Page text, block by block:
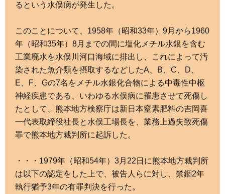
るという水俣病が発生した。
このことについて、1958年（昭和33年）9月から1960
年（昭和35年）8月までの間に塩化メチル水銀を含む
工業廃水を水俣川河口海域に排出し、これによって汚
染された魚介類を摂取するなどしたA、B、C、D、
E、F、Gの7名をメチル水銀化合物による中毒性中枢
神経疾患である、いわゆる水俣病に罹患させて死傷し
たとして、熊本地方検察庁は新日本窒素肥料の吉岡喜
一代表取締役社長と水俣工場長を、業務上過失致死傷
罪で熊本地方裁判所に起訴した。
・・・1979年（昭和54年）3月22日に熊本地方裁判所
は以下の認定をした上で、被告人らに対し、禁錮2年
執行猶予3年の有罪判決を行った。